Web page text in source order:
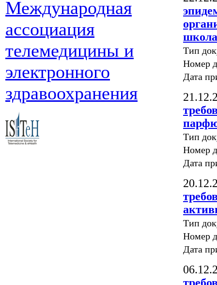
Международная
ассоциация
телемедицины и
электронного
здравоохранения
Тип
Номер
Дата
Тип
Номер
Дата
Тип
Номер
Дата